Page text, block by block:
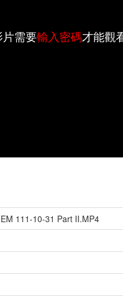
片需要輸入密碼才能觀
111-10-31 Part II.MP4